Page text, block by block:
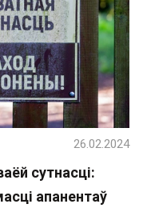
сутнасці:
апанентаў
26.02.2024